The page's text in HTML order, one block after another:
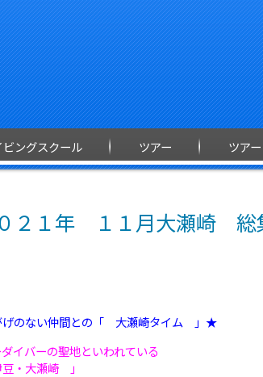
ビングスクール ツアー ツア
２１年 １１月大瀬崎 総
のない仲間との「 大瀬崎タイム 」★
イバーの聖地といわれている
・大瀬崎 」